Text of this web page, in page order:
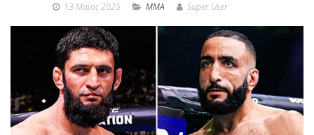
13 Μαϊος 2025 MMA Super User